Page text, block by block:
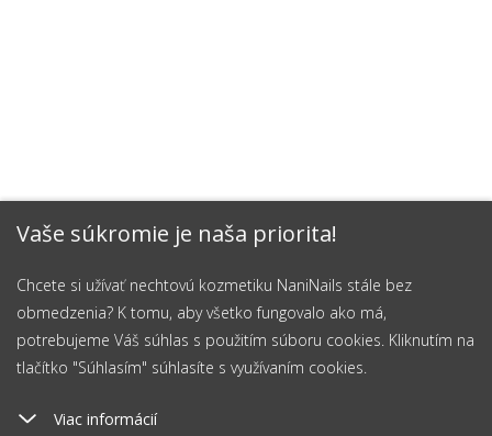
Vaše súkromie je naša priorita!
Chcete si užívať nechtovú kozmetiku NaniNails stále bez
obmedzenia? K tomu, aby všetko fungovalo ako má,
potrebujeme Váš súhlas s použitím súboru cookies. Kliknutím na
tlačítko "Súhlasím" súhlasíte s využívaním cookies.
Viac informácií